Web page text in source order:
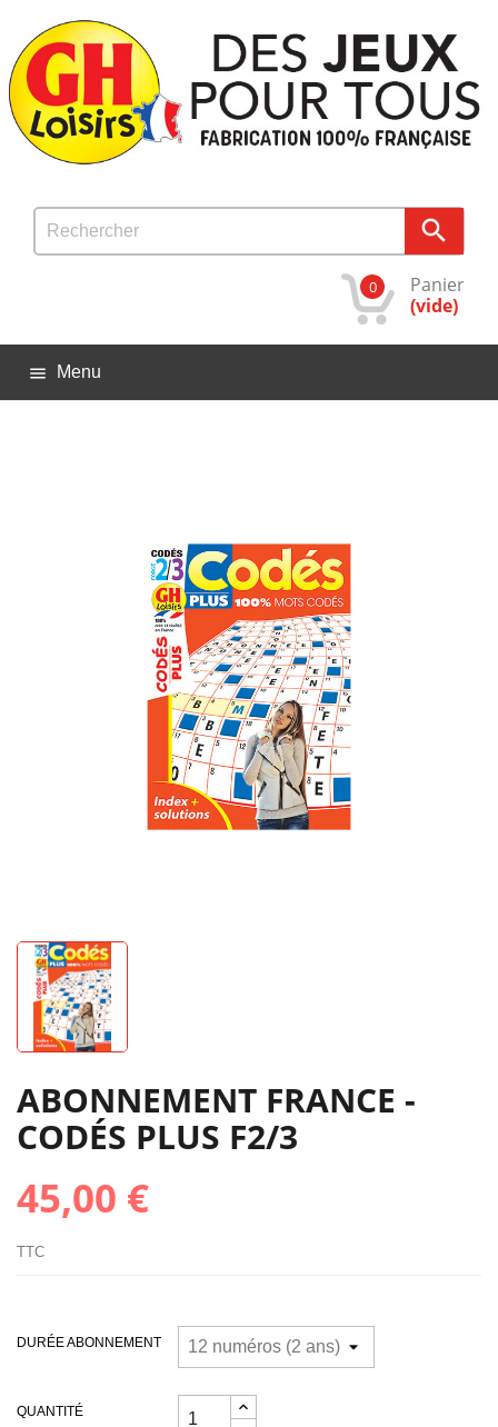

Panier
0
(vide)
 Menu
ABONNEMENT FRANCE -
CODÉS PLUS F2/3
45,00 €
TTC
DURÉE ABONNEMENT
QUANTITÉ